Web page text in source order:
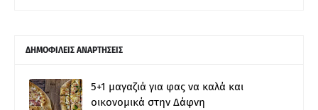
ΔΗΜΟΦΙΛΕΙΣ ΑΝΑΡΤΗΣΕΙΣ
5+1 μαγαζιά για φας να καλά και
οικονομικά στην Δάφνη